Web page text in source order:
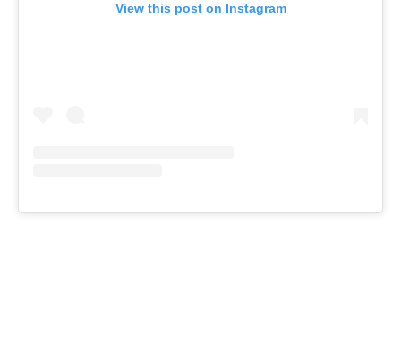
View this post on Instagram